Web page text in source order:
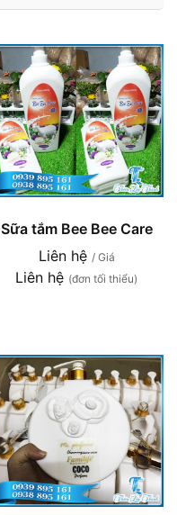
Sữa tắm Bee Bee Care
Liên hệ / Giá
Liên hệ (đơn tối thiểu)